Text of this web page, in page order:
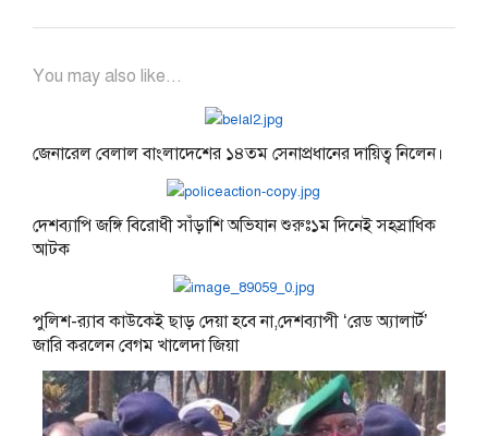
You may also like...
জেনারেল বেলাল বাংলাদেশের ১৪তম সেনাপ্রধানের দায়িত্ব নিলেন।
দেশব্যাপি জঙ্গি বিরোধী সাঁড়াশি অভিযান শুরুঃ১ম দিনেই সহস্রাধিক
আটক
পুলিশ-র‌্যাব কাউকেই ছাড় দেয়া হবে না,দেশব্যাপী ‘রেড অ্যালার্ট’
জারি করলেন বেগম খালেদা জিয়া